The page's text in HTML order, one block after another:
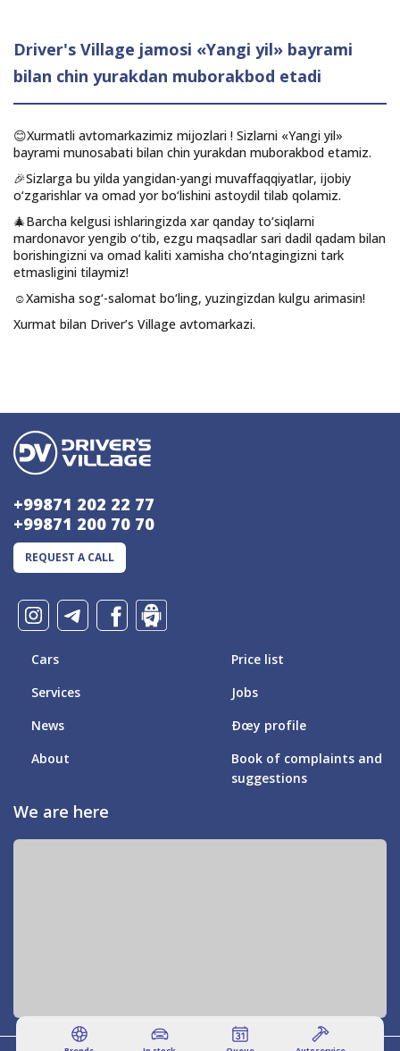
Driver's Village jamosi «Yangi yil» bayrami
bilan chin yurakdan muborakbod etadi
😊Xurmatli avtomarkazimiz mijozlari ! Sizlarni «Yangi yil»
bayrami munosabati bilan chin yurakdan muborakbod etamiz.
🎉Sizlarga bu yilda yangidan-yangi muvaffaqqiyatlar, ijobiy
o‘zgarishlar va omad yor bo‘lishini astoydil tilab qolamiz.
🎄Barcha kelgusi ishlaringizda xar qanday to‘siqlarni
mardonavor yengib o‘tib, ezgu maqsadlar sari dadil qadam bilan
borishingizni va omad kaliti xamisha cho‘ntagingizni tark
etmasligini tilaymiz!
☺️Xamisha sog‘-salomat bo‘ling, yuzingizdan kulgu arimasin!
Xurmat bilan Driver’s Village avtomarkazi.
+99871 202 22 77
+99871 200 70 70
REQUEST A CALL
Cars
Services
News
About
Price list
Jobs
Ðœy profile
Book of complaints and
suggestions
We are here